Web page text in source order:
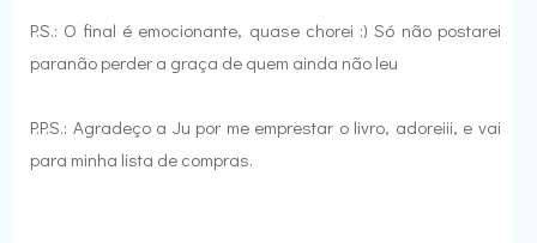
P.S.: O final é emocionante, quase chorei :) Só não postarei
paranão perder a graça de quem ainda não leu
P.P.S.: Agradeço a Ju por me emprestar o livro, adoreiii, e vai
para minha lista de compras.